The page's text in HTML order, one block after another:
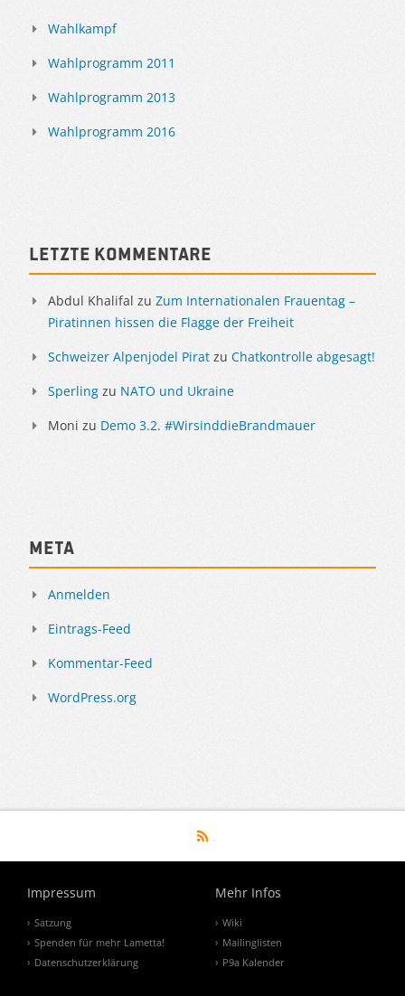
Wahlkampf
Wahlprogramm 2011
Wahlprogramm 2013
Wahlprogramm 2016
Letzte Kommentare
Abdul Khalifal zu Zum Internationalen Frauentag –
Piratinnen hissen die Flagge der Freiheit
Schweizer Alpenjodel Pirat zu Chatkontrolle abgesagt!
Sperling zu NATO und Ukraine
Moni zu Demo 3.2. #WirsinddieBrandmauer
Meta
Anmelden
Eintrags-Feed
Kommentar-Feed
WordPress.org
Impressum
Satzung
Spenden für mehr Lametta!
Datenschutzerklärung
Mehr Infos
Wiki
Mailinglisten
P9a Kalender